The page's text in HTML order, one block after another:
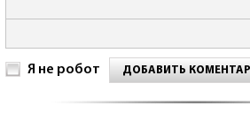
Я не робот ДОБАВИТЬ